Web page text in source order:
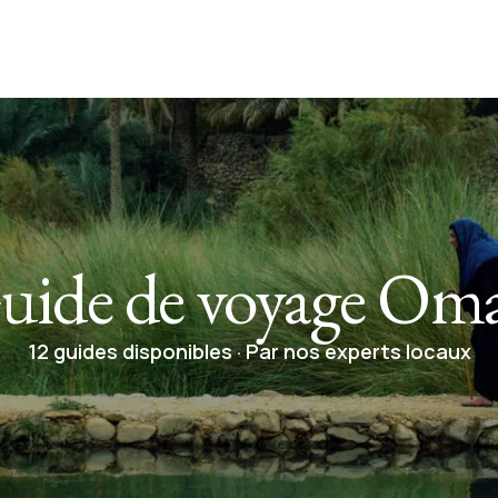
de voyage
12 guides disponibles · Par nos experts locaux